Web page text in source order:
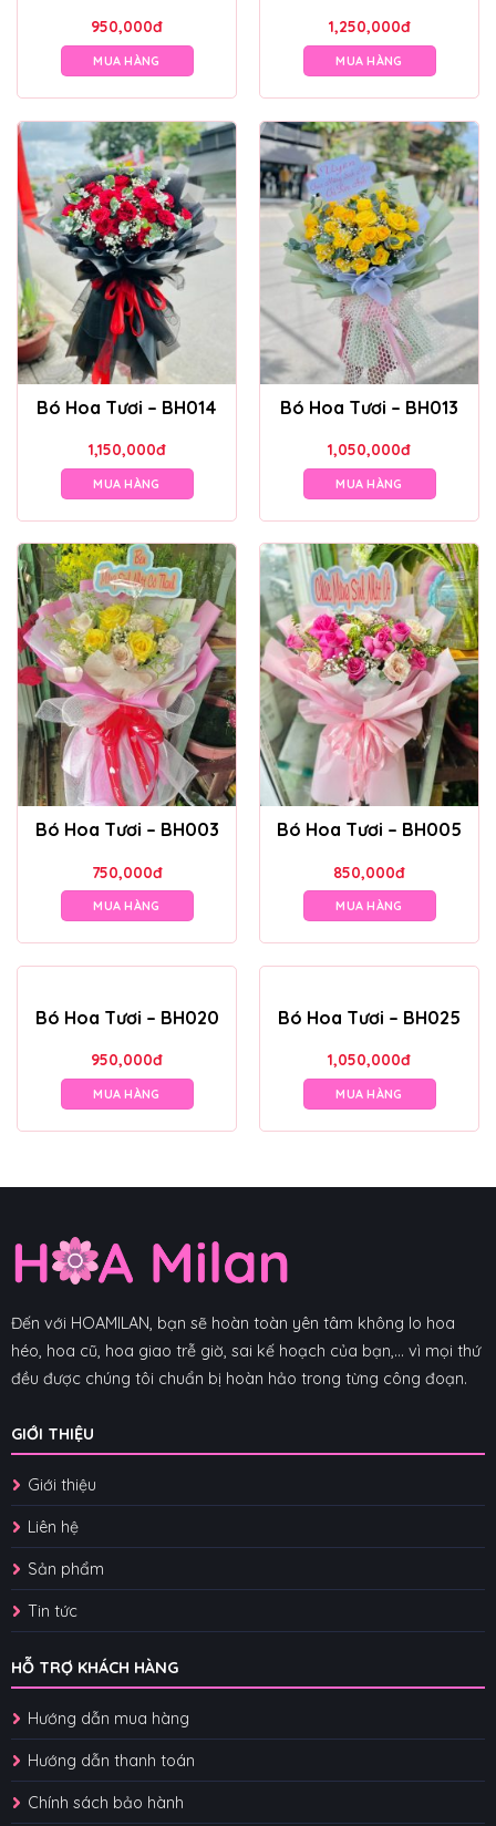
950,000đ
MUA HÀNG
1,250,000đ
MUA HÀNG
Bó Hoa Tươi – BH014
1,150,000đ
MUA HÀNG
Bó Hoa Tươi – BH013
1,050,000đ
MUA HÀNG
Bó Hoa Tươi – BH003
750,000đ
MUA HÀNG
Bó Hoa Tươi – BH005
850,000đ
MUA HÀNG
Bó Hoa Tươi – BH020
950,000đ
MUA HÀNG
Bó Hoa Tươi – BH025
1,050,000đ
MUA HÀNG
Đến với HOAMILAN, bạn sẽ hoàn toàn yên tâm không lo hoa
héo, hoa cũ, hoa giao trễ giờ, sai kế hoạch của bạn,... vì mọi thứ
đều được chúng tôi chuẩn bị hoàn hảo trong từng công đoạn.
GIỚI THIỆU
Giới thiệu
Liên hệ
Sản phẩm
Tin tức
HỖ TRỢ KHÁCH HÀNG
Hướng dẫn mua hàng
Hướng dẫn thanh toán
Chính sách bảo hành